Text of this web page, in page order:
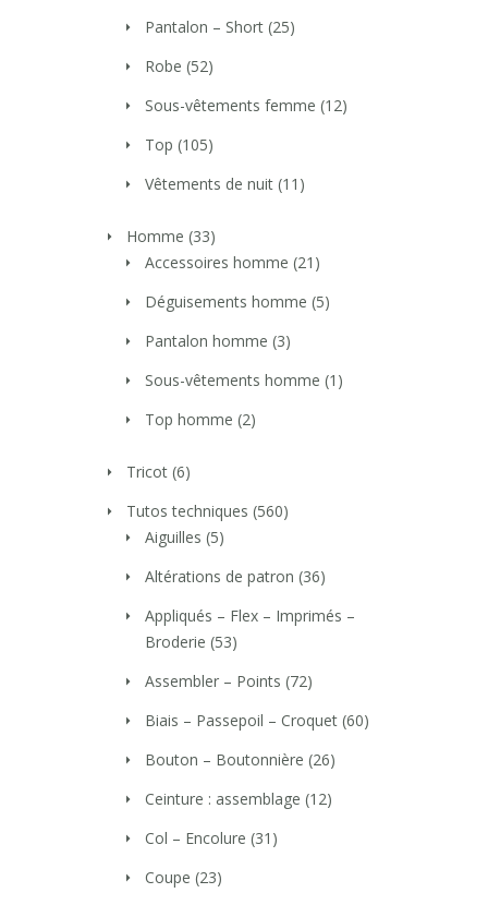
Pantalon – Short (25)
Robe (52)
Sous-vêtements femme (12)
Top (105)
Vêtements de nuit (11)
Homme (33)
Accessoires homme (21)
Déguisements homme (5)
Pantalon homme (3)
Sous-vêtements homme (1)
Top homme (2)
Tricot (6)
Tutos techniques (560)
Aiguilles (5)
Altérations de patron (36)
Appliqués – Flex – Imprimés –
Broderie (53)
Assembler – Points (72)
Biais – Passepoil – Croquet (60)
Bouton – Boutonnière (26)
Ceinture : assemblage (12)
Col – Encolure (31)
Coupe (23)